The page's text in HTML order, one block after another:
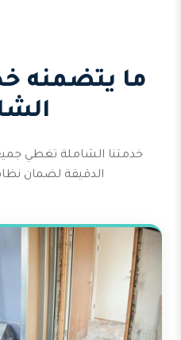
ما يتضمنه
خدمتنا الشاملة تغطي
الدقيقة لضمان